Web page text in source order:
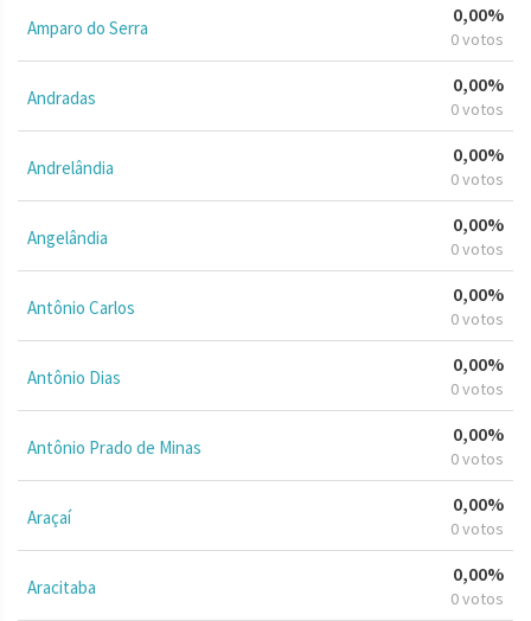
Amparo do Serra
0,00%
0 votos
Andradas
0,00%
0 votos
Andrelândia
0,00%
0 votos
Angelândia
0,00%
0 votos
Antônio Carlos
0,00%
0 votos
Antônio Dias
0,00%
0 votos
Antônio Prado de Minas
0,00%
0 votos
Araçaí
0,00%
0 votos
Aracitaba
0,00%
0 votos